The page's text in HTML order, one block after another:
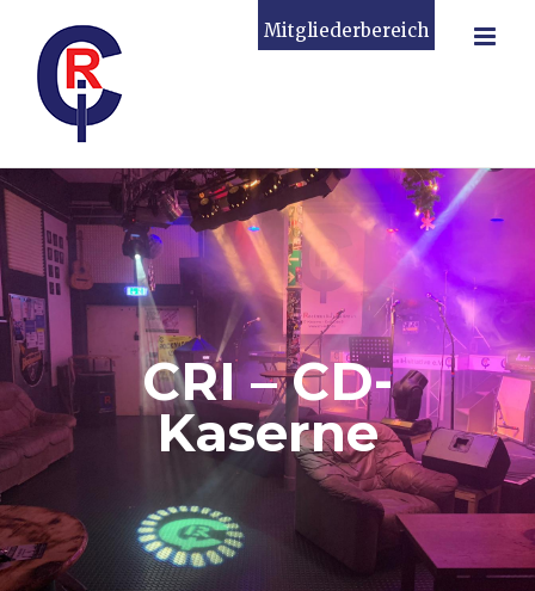
Inhalt
springen
Mitgliederbereich
CRI – CD-
Kaserne